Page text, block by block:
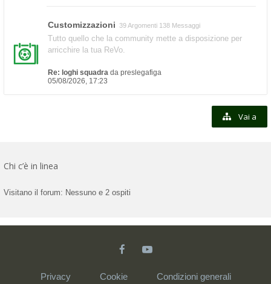
Customizzazioni 39 Argomenti 138 Messaggi
Tutto quello che la community mette a disposizione per
arricchire la tua ReVo.
Re: loghi squadra da preslegafiga
05/08/2026, 17:23
Vai a
Chi c’è in linea
Visitano il forum: Nessuno e 2 ospiti
Privacy Cookie Condizioni generali